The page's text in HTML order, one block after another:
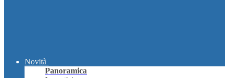
Novità
Panoramica